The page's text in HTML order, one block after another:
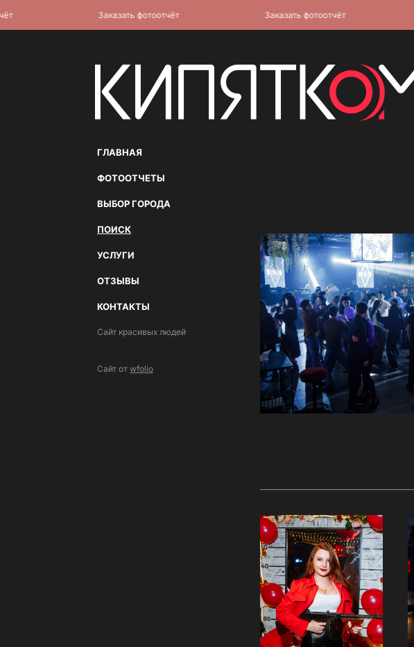
ГЛАВНАЯ
ФОТООТЧЕТЫ
ВЫБОР ГОРОДА
ПОИСК
УСЛУГИ
ОТЗЫВЫ
КОНТАКТЫ
Сайт красивых людей
Сайт от wfolio
Заказать фотоотчёт Заказать фотоотчёт